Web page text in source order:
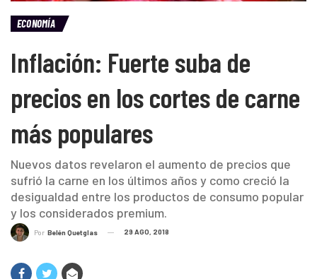
ECONOMÍA
Inflación: Fuerte suba de
precios en los cortes de carne
más populares
Nuevos datos revelaron el aumento de precios que
sufrió la carne en los últimos años y como creció la
desigualdad entre los productos de consumo popular
y los considerados premium.
Por Belén Quetglas 29 AGO, 2018